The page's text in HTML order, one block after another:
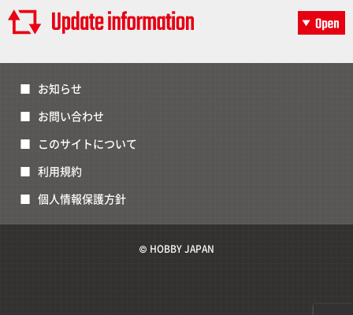
お知らせ
お問い合わせ
このサイトについて
利用規約
個人情報保護方針
© HOBBY JAPAN